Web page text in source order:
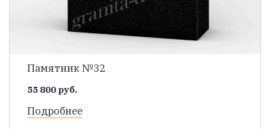
Памятник №32
55 800 руб.
Подробнее